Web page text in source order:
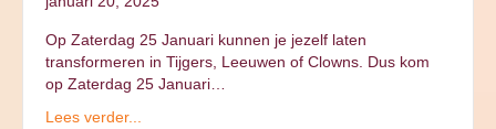
Op Zaterdag 25 Januari kunnen je jezelf laten
transformeren in Tijgers, Leeuwen of Clowns. Dus kom
op Zaterdag 25 Januari…
Lees verder...